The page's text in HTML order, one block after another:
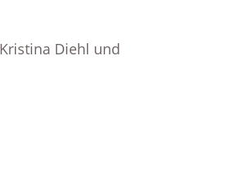
Diehl und